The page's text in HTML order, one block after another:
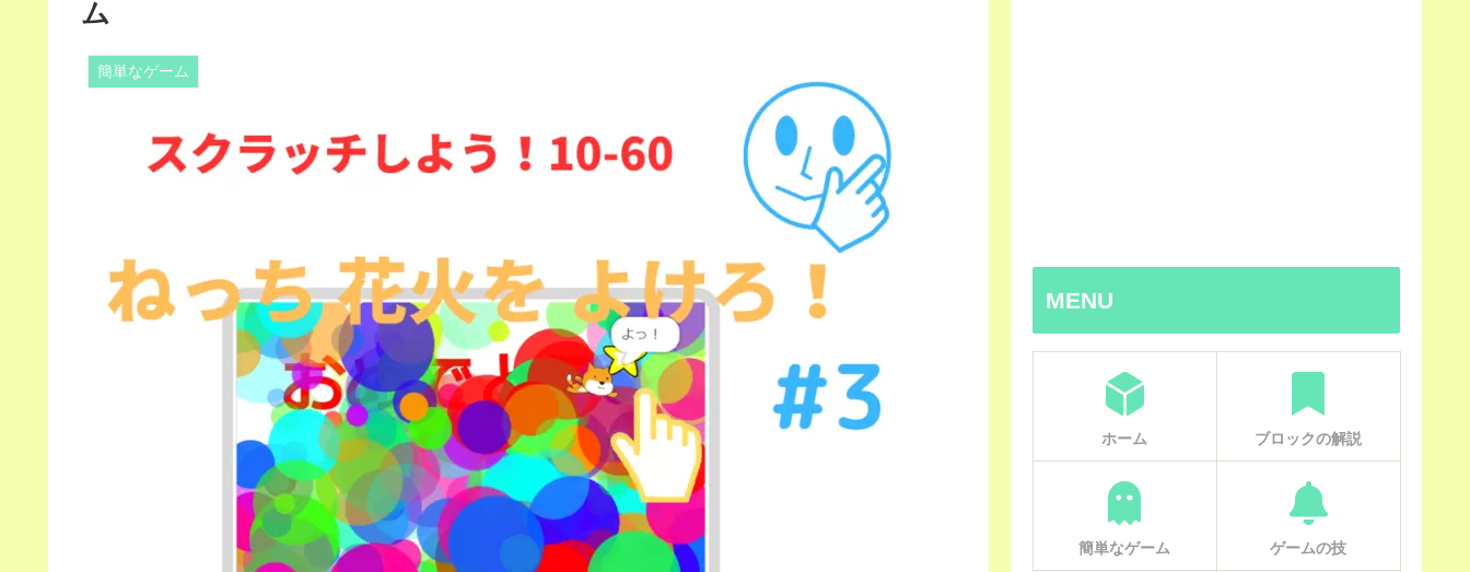
ム
簡単なゲーム
MENU
ホーム ブロックの解説
簡単なゲーム ゲームの技